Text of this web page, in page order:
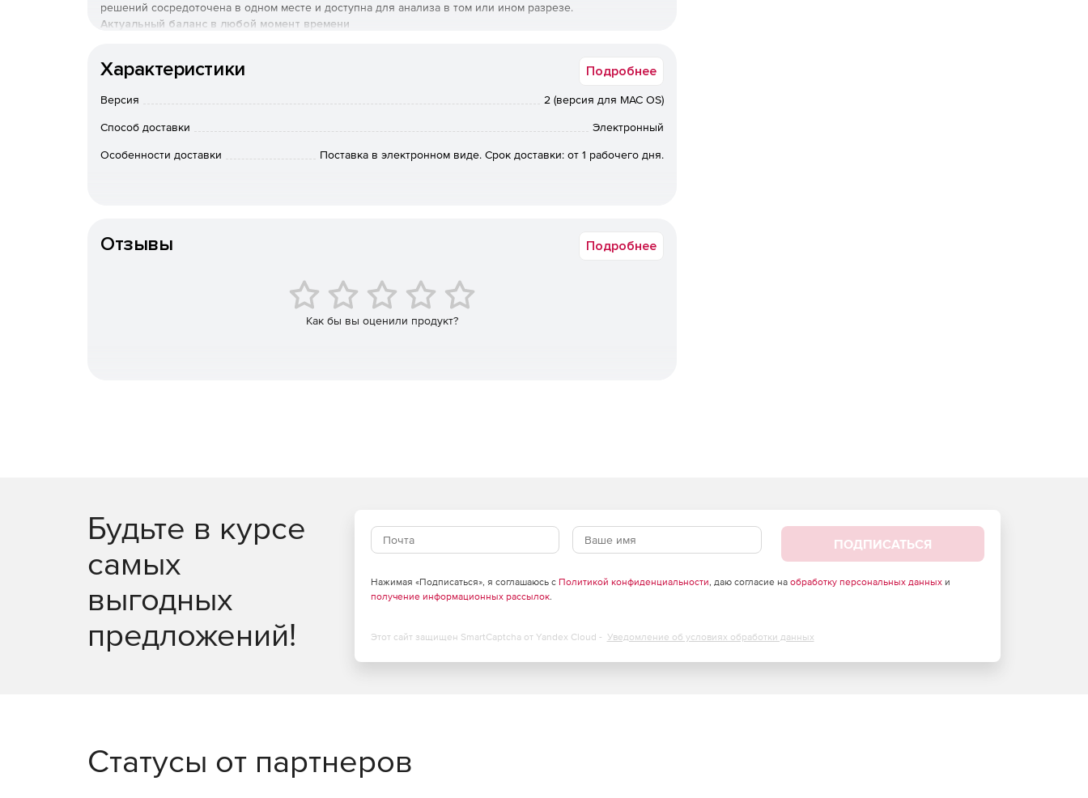
решений сосредоточена в одном месте и доступна для анализа в том или ином разрезе.
Актуальный баланс в любой момент времени
обновляется после проведения документа или обновления курсов валют. Пользователь всегда знает,
Таблицы больше не нужны
Profit One избавит пользователя от десятков файлов, записей в журналах и прочих неудобств. Вся
Доступна работа с одной базой данных с различных устройств и операционных систем. На данный
момент есть версии для Windows и Mac, в перспективе – для Linux, Android и iOS.
Встроенные типовые отчеты позволят видеть картину в целом, выделять узкие места, намечать
Характеристики Подробнее
Версия 2 (версия для MAC OS)
Способ доставки Электронный
Особенности доставки Поставка в электронном виде. Срок доставки: от 1 рабочего дня.
Отзывы Подробнее
Как бы вы оценили продукт?
Будьте в курсе
самых
выгодных
предложений!
ПОДПИСАТЬСЯ
Нажимая «Подписаться», я соглашаюсь с Политикой конфиденциальности, даю согласие на обработку персональных данныхи
получение информационных рассылок.
Этот сайт защищен SmartCaptcha от Yandex Cloud - Уведомление об условиях обработки данных
Статусы от партнеров